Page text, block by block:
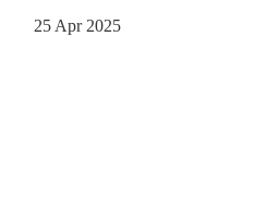
Projekt starten
25 Apr 2025